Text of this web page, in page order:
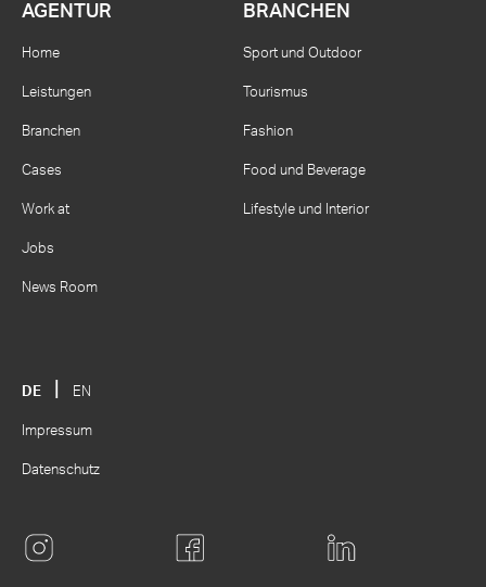
AGENTUR
Home
Leistungen
Branchen
Cases
Work at
Jobs
News Room
BRANCHEN
Sport und Outdoor
Tourismus
Fashion
Food und Beverage
Lifestyle und Interior
DE EN
Impressum
Datenschutz